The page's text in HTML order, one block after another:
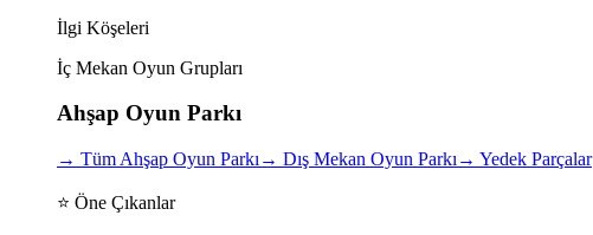
İlgi Köşeleri
İç Mekan Oyun Grupları
Ahşap Oyun Parkı
→ Tüm Ahşap Oyun Parkı → Dış Mekan Oyun Parkı → Yedek Parçalar
⭐ Öne Çıkanlar